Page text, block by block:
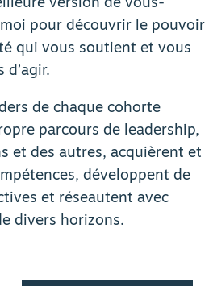
version de vous-
pour découvrir le pouvoir
qui vous soutient et vous
d’agir.
de chaque cohorte
parcours de leadership,
et des autres, acquièrent et
développent de
et réseautent avec
divers horizons.